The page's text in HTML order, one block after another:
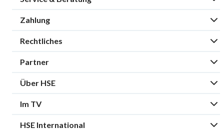
Zahlung
Rechtliches
Partner
Über HSE
Im TV
HSE International